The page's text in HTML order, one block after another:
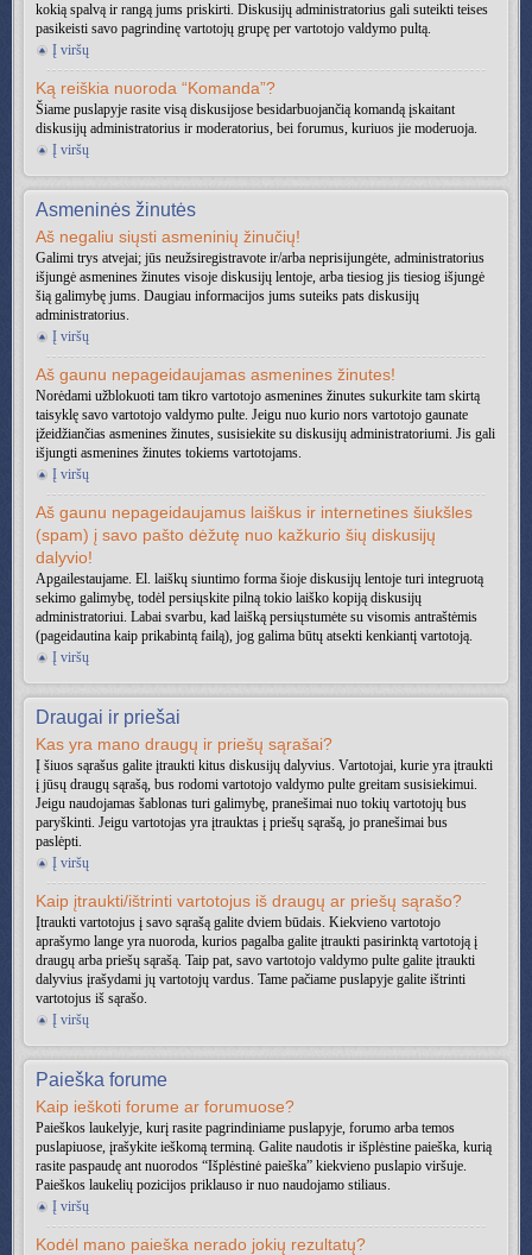
kokią spalvą ir rangą jums priskirti. Diskusijų administratorius gali suteikti teises
pasikeisti savo pagrindinę vartotojų grupę per vartotojo valdymo pultą.
Į viršų
Ką reiškia nuoroda “Komanda”?
Šiame puslapyje rasite visą diskusijose besidarbuojančią komandą įskaitant
diskusijų administratorius ir moderatorius, bei forumus, kuriuos jie moderuoja.
Į viršų
Asmeninės žinutės
Aš negaliu siųsti asmeninių žinučių!
Galimi trys atvejai; jūs neužsiregistravote ir/arba neprisijungėte, administratorius
išjungė asmenines žinutes visoje diskusijų lentoje, arba tiesiog jis tiesiog išjungė
šią galimybę jums. Daugiau informacijos jums suteiks pats diskusijų
administratorius.
Į viršų
Aš gaunu nepageidaujamas asmenines žinutes!
Norėdami užblokuoti tam tikro vartotojo asmenines žinutes sukurkite tam skirtą
taisyklę savo vartotojo valdymo pulte. Jeigu nuo kurio nors vartotojo gaunate
įžeidžiančias asmenines žinutes, susisiekite su diskusijų administratoriumi. Jis gali
išjungti asmenines žinutes tokiems vartotojams.
Į viršų
Aš gaunu nepageidaujamus laiškus ir internetines šiukšles
(spam) į savo pašto dėžutę nuo kažkurio šių diskusijų
dalyvio!
Apgailestaujame. El. laiškų siuntimo forma šioje diskusijų lentoje turi integruotą
sekimo galimybę, todėl persiųskite pilną tokio laiško kopiją diskusijų
administratoriui. Labai svarbu, kad laišką persiųstumėte su visomis antraštėmis
(pageidautina kaip prikabintą failą), jog galima būtų atsekti kenkiantį vartotoją.
Į viršų
Draugai ir priešai
Kas yra mano draugų ir priešų sąrašai?
Į šiuos sąrašus galite įtraukti kitus diskusijų dalyvius. Vartotojai, kurie yra įtraukti
į jūsų draugų sąrašą, bus rodomi vartotojo valdymo pulte greitam susisiekimui.
Jeigu naudojamas šablonas turi galimybę, pranešimai nuo tokių vartotojų bus
paryškinti. Jeigu vartotojas yra įtrauktas į priešų sąrašą, jo pranešimai bus
paslėpti.
Į viršų
Kaip įtraukti/ištrinti vartotojus iš draugų ar priešų sąrašo?
Įtraukti vartotojus į savo sąrašą galite dviem būdais. Kiekvieno vartotojo
aprašymo lange yra nuoroda, kurios pagalba galite įtraukti pasirinktą vartotoją į
draugų arba priešų sąrašą. Taip pat, savo vartotojo valdymo pulte galite įtraukti
dalyvius įrašydami jų vartotojų vardus. Tame pačiame puslapyje galite ištrinti
vartotojus iš sąrašo.
Į viršų
Paieška forume
Kaip ieškoti forume ar forumuose?
Paieškos laukelyje, kurį rasite pagrindiniame puslapyje, forumo arba temos
puslapiuose, įrašykite ieškomą terminą. Galite naudotis ir išplėstine paieška, kurią
rasite paspaudę ant nuorodos “Išplėstinė paieška” kiekvieno puslapio viršuje.
Paieškos laukelių pozicijos priklauso ir nuo naudojamo stiliaus.
Į viršų
Kodėl mano paieška nerado jokių rezultatų?